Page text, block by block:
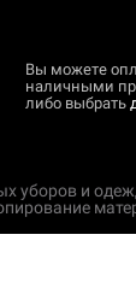
Вы можете
наличными
либо выбрать
уборов и